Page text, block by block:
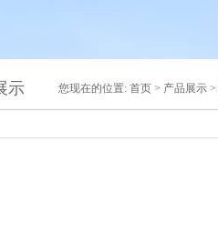
示 您现在的位置: 首页 > 产品展示 >